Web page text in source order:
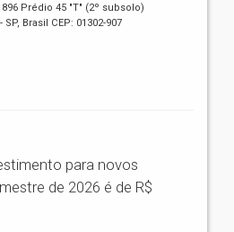
Prédio 45 "T" (2º subsolo)
Brasil CEP: 01302-907
para novos
de 2026 é de R$